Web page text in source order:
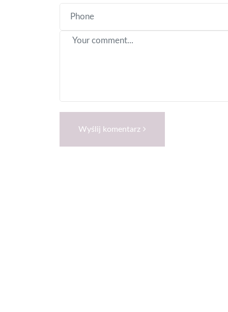
Wyślij komentarz